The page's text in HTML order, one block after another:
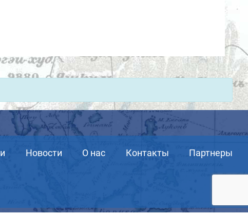
Новости О нас Контакты Партнеры